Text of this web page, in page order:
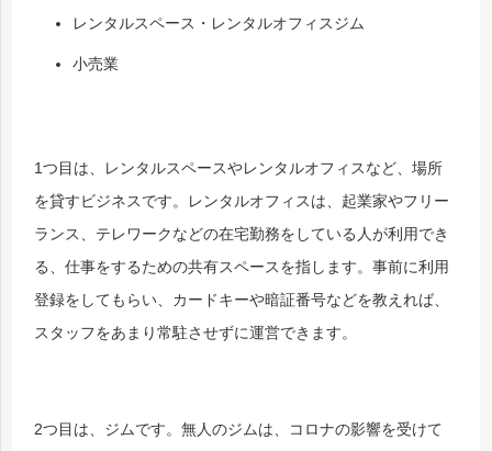
レンタルスペース・レンタルオフィスジム
小売業
1つ目は、レンタルスペースやレンタルオフィスなど、場所
を貸すビジネスです。レンタルオフィスは、起業家やフリー
ランス、テレワークなどの在宅勤務をしている人が利用でき
る、仕事をするための共有スペースを指します。事前に利用
登録をしてもらい、カードキーや暗証番号などを教えれば、
スタッフをあまり常駐させずに運営できます。
2つ目は、ジムです。無人のジムは、コロナの影響を受けて